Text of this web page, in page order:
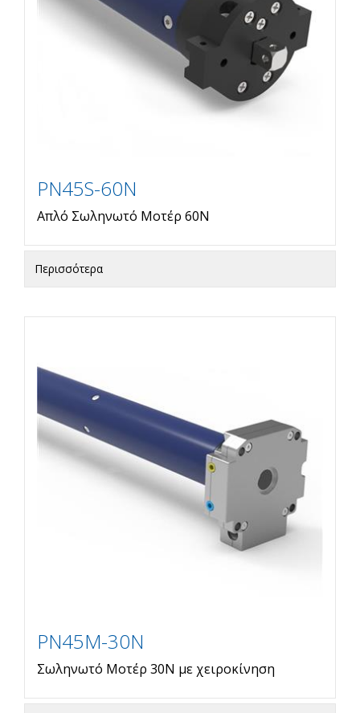
PN45S-60N
Απλό Σωληνωτό Μοτέρ 60Ν
Περισσότερα
PN45M-30N
Σωληνωτό Μοτέρ 30Ν με χειροκίνηση